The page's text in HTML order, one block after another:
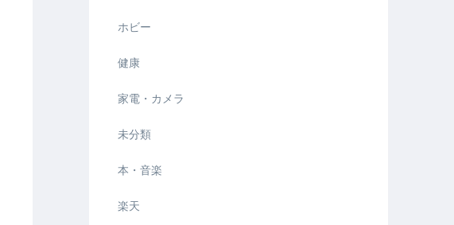
ホビー
健康
家電・カメラ
未分類
本・音楽
楽天